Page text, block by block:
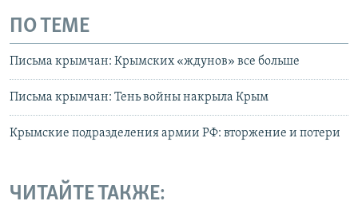
ПО ТЕМЕ
Письма крымчан: Крымских «ждунов» все больше
Письма крымчан: Тень войны накрыла Крым
Крымские подразделения армии РФ: вторжение и потери
ЧИТАЙТЕ ТАКЖЕ: